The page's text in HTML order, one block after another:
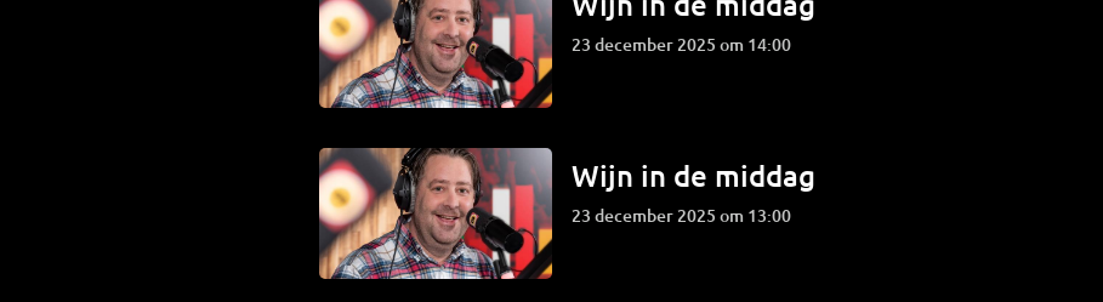
23 december 2025 om 14:00
Wijn in de middag
23 december 2025 om 13:00